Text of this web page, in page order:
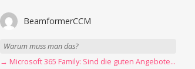
BeamformerCCM
Warum muss man das?
→ Microsoft 365 Family: Sind die guten Angebote vorbei?